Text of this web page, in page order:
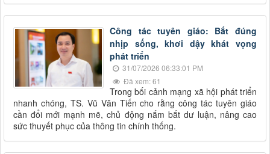
Công tác tuyên giáo: Bắt đúng
nhịp sống, khơi dậy khát vọng
phát triển
31/07/2026 06:33:01 PM
Đã xem: 61
Trong bối cảnh mạng xã hội phát triển
nhanh chóng, TS. Vũ Văn Tiến cho rằng công tác tuyên giáo
cần đổi mới mạnh mẽ, chủ động nắm bắt dư luận, nâng cao
sức thuyết phục của thông tin chính thống.